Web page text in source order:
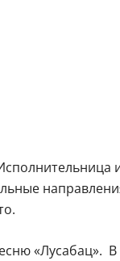
«Лусабац». В